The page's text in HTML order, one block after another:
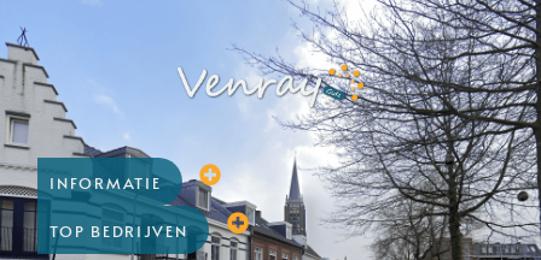
INFORMATIE
TOP BEDRIJVEN